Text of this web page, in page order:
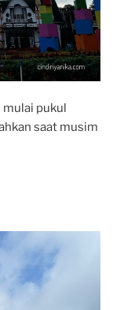
pukul
saat musim